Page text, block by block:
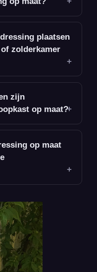
plaatsen
zolderkamer
zijn
op maat?
op maat